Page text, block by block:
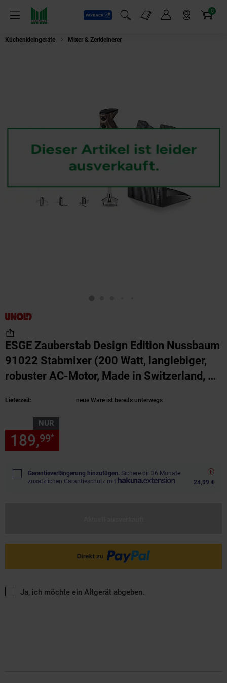
Menü
Payback
Suchfeld einblenden
Markt-Angebote 0
Artikel
Küchenkleingeräte Mixer & Zerkleinerer
ESGE Zauberstab Design Edition Nussbaum
91022 Stabmixer (200 Watt, langlebiger,
robuster AC-Motor, Made in Switzerland, 2
Twinschalter, Aufsteckzentrierung,
Zubehör: Multimesser, Schlagscheibe,
Fleisch- und Gemüsem
Lieferzeit: neue Ware ist bereits unterwegs
NUR
189,99*
Garantieverlängerung hinzufügen. Sichere dir 36 Monate
zusätzlichen Garantieschutz mit
24,99 €
Ja, ich möchte ein Altgerät abgeben.